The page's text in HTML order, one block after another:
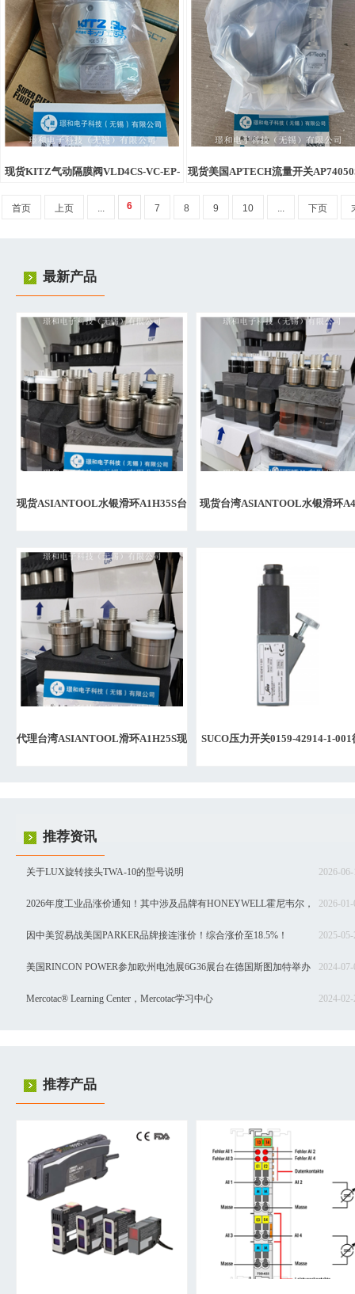
现货KITZ气动隔膜阀VLD4CS-VC-EP-
现货美国APTECH流量开关
首页 上页 ... 6 7 8 9 10 ... 下页
最新产品
现货ASIANTOOL水银滑环A1H35S台 现货台湾ASIANTOOL水银滑环
代理台湾ASIANTOOL滑环A1H25S现 SUCO压力开关0159-42914-1-001
推荐资讯
2026-06-
关于LUX旋转接头TWA-10的型号说明
2026-01-
2026年度工业品涨价通知！其中涉及品牌有HONEYWELL霍尼韦尔，
SIEMENS西门子，Schneider施耐德，SEW赛威，BURKERT宝德，
茵梦达，ABB，汇川等品牌！
2025-05-
因中美贸易战美国PARKER品牌接连涨价！综合涨价至18.5%！
2024-07-
美国RINCON POWER参加欧州电池展6G36展台在德国斯图加特举办
2024-02-
Mercotac® Learning Center，Mercotac学习中心
推荐产品